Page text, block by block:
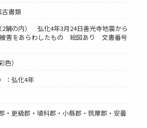
古書類
鋪の内） 弘化4年3月24日善光寺地震から
被害をあらわしたもの 絵図あり 文書番号
）
：弘化4年
・更級郡・埴科郡・小縣郡・筑摩郡・安曇